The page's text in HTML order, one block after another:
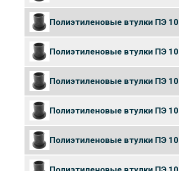
Полиэтиленовые втулки ПЭ
Полиэтиленовые втулки ПЭ
Полиэтиленовые втулки ПЭ
Полиэтиленовые втулки ПЭ
Полиэтиленовые втулки ПЭ